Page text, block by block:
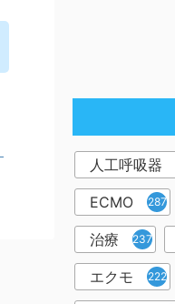
人工呼吸器
ECMO 287
治療 237
エクモ 222